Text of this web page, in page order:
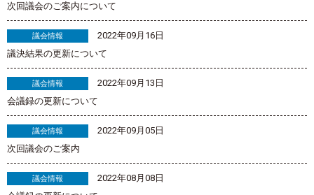
次回議会のご案内について
議会情報
2022年09月16日
議決結果の更新について
議会情報
2022年09月13日
会議録の更新について
議会情報
2022年09月05日
次回議会のご案内
議会情報
2022年08月08日